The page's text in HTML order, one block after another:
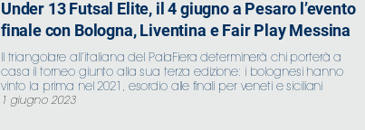
Under 13 Futsal Elite, il 4 giugno a Pesaro l’evento
finale con Bologna, Liventina e Fair Play Messina
Il triangolare all’italiana del PalaFiera determinerà chi porterà a
casa il torneo giunto alla sua terza edizione: i bolognesi hanno
vinto la prima nel 2021, esordio alle finali per veneti e siciliani
1 giugno 2023